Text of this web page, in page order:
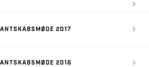
2017
2016